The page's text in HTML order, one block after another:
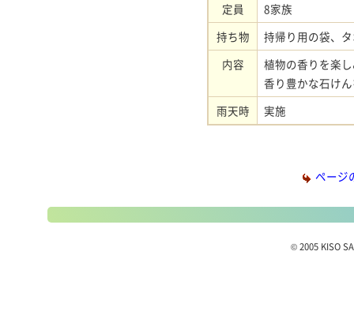
定員
8家族
持ち物
持帰り用の袋、
内容
植物の香りを楽
香り豊かな石け
雨天時
実施
ページ
© 2005 KISO